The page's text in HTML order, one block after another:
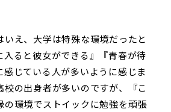
いえ、大学は特殊な環境だったと
入ると彼女ができる』『青春が待
感じている人が多いように感じま
校の出身者が多いのですが、『こ
の環境でストイックに勉強を頑張